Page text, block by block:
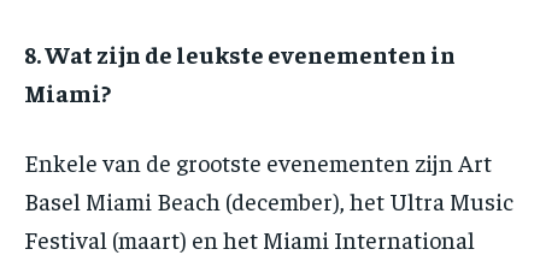
8. Wat zijn de leukste evenementen in
Miami?
Enkele van de grootste evenementen zijn Art
Basel Miami Beach (december), het Ultra Music
Festival (maart) en het Miami International